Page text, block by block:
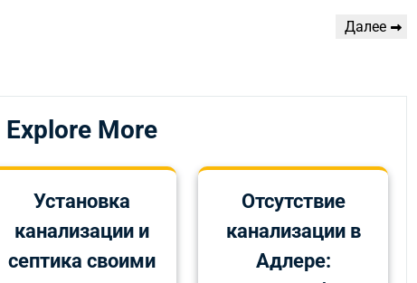
Следующая
Далее
Explore More
Установка
канализации и
септика своими
Отсутствие
канализации в
Адлере: